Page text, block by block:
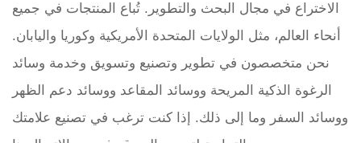
الاختراع في مجال البحث والتطوير. تُباع المنتجات في جميع
أنحاء العالم، مثل الولايات المتحدة الأمريكية وكوريا واليابان.
نحن متخصصون في تطوير وتصنيع وتسويق وخدمة وسائد
الرغوة الذكية المريحة ووسائد المقاعد ووسائد دعم الظهر
ووسائد السفر وما إلى ذلك. إذا كنت ترغب في تصنيع علامتك